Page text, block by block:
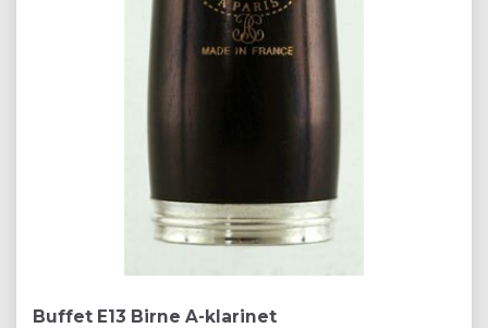
Buffet E13 Birne A-klarinet